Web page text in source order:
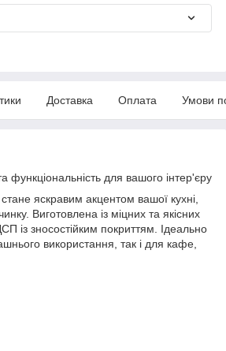
Доставка Оплата Умови
функціональність для вашого інтер'єру
яскравим акцентом вашої кухні,
Виготовлена із міцних та якісних
із зносостійким покриттям. Ідеально
використання, так і для кафе,